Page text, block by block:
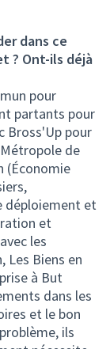
dans ce
? Ont-ils déjà
pour
partants pour
Bross'Up pour
de
(Économie
déploiement et
et
les
Les Biens en
à But
dans les
et le bon
ils